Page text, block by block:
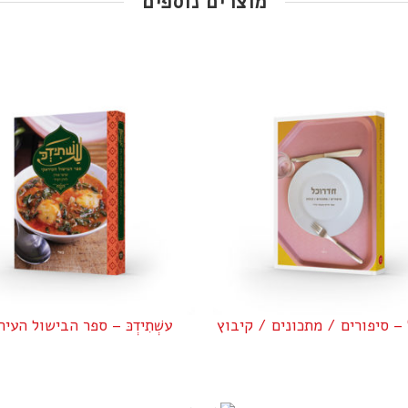
עשְׁתִידְכּ – ספר הבישול העיראקי